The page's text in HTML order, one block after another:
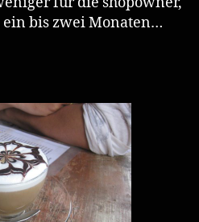
bis zwei Monaten…